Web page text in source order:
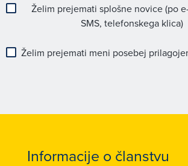
Želim prejemati splošne novice (po
SMS, telefonskega klica)
Želim prejemati meni posebej
Informacije o članstvu